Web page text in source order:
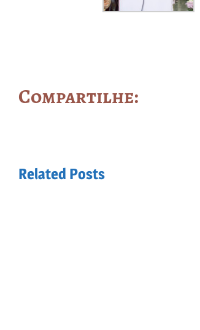
Compartilhe:
Related Posts